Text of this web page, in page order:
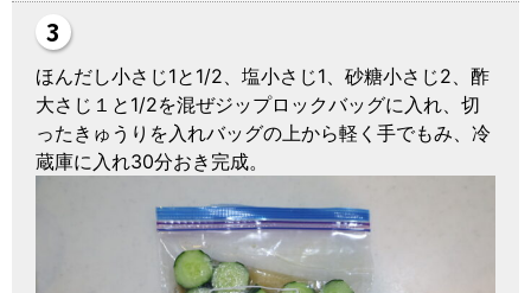
ほんだし小さじ1と1/2、塩小さじ1、砂糖小さじ2、酢
大さじ１と1/2を混ぜジップロックバッグに入れ、切
ったきゅうりを入れバッグの上から軽く手でもみ、冷
蔵庫に入れ30分おき完成。